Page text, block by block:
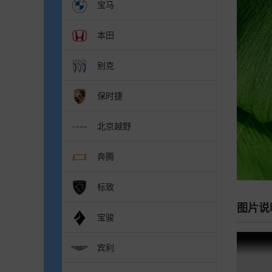
宝马
本田
别克
保时捷
北京越野
奔腾
标致
宝骏
宾利
图片